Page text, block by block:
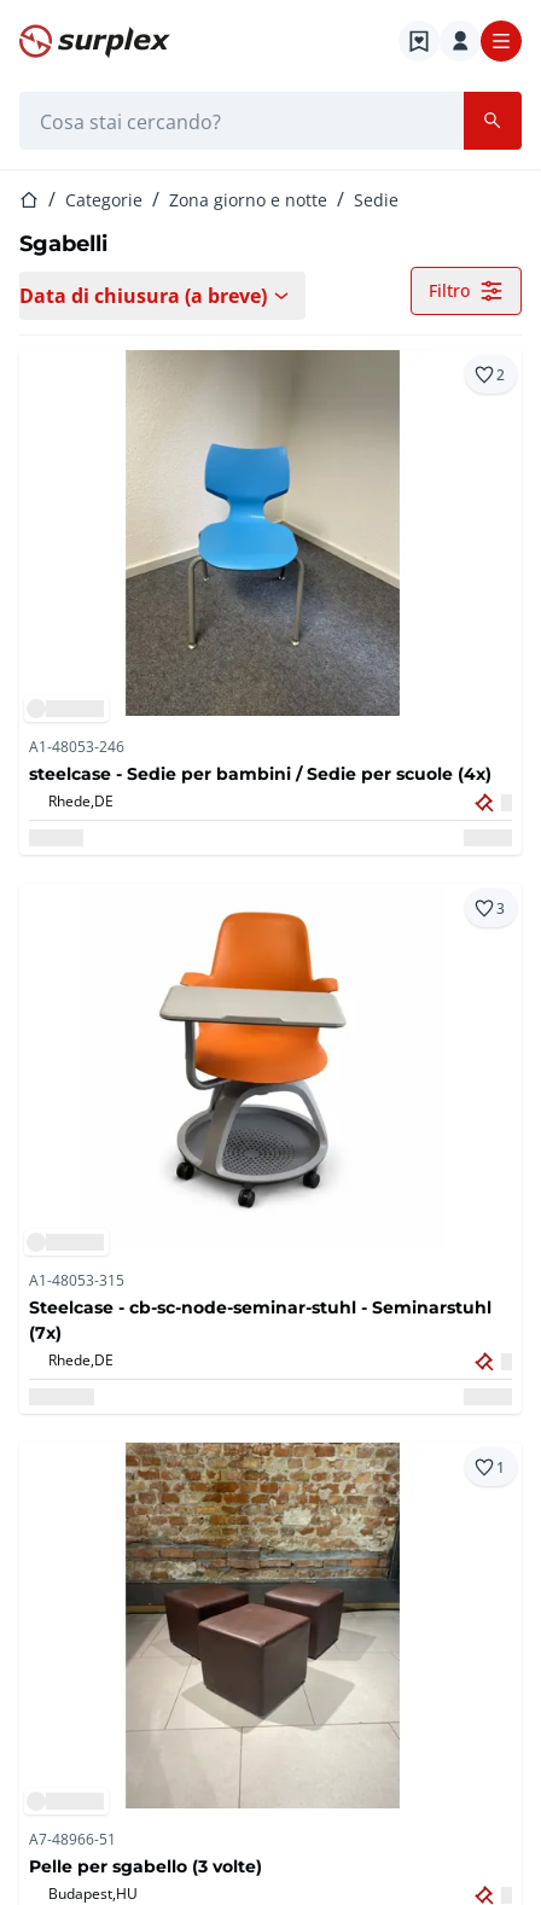
Home
Home Categorie Zona giorno e notte Sedie
Sgabelli
Data di chiusura (a breve) Filtro
2
A1-48053-246
steelcase - Sedie per bambini / Sedie per scuole (4x)
Rhede,DE
3
A1-48053-315
Steelcase - cb-sc-node-seminar-stuhl - Seminarstuhl
(7x)
Rhede,DE
1
A7-48966-51
Pelle per sgabello (3 volte)
Budapest,HU